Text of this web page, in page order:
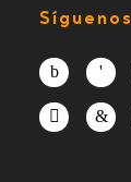
Síguenos